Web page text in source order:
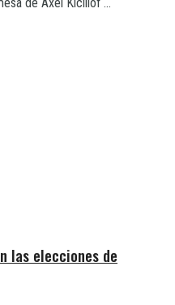
las elecciones de